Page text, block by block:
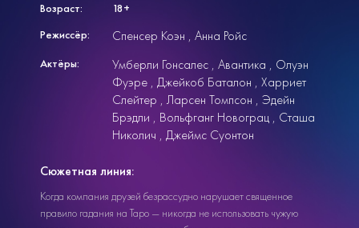
Возраст:
18+
Режиссёр:
Спенсер Коэн Анна Ройс
Актёры: Умберли Гонсалес Авантика
Олуэн
Фуэре Джейкоб Баталон
Харриет
Слейтер
Ларсен Томпсон
Эдейн
Брэдли
Вольфганг Новограц
Сташа
Николич
Джеймс Суонтон
Сюжетная линия:
Когда компания друзей безрассудно нарушает священное
правило гадания на Таро — никогда не использовать чужую